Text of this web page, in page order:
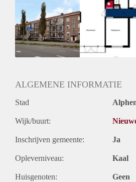
Mogelijk
Inkomen eis
N.V.T.
Huurtermijn
Onbepaalde termijn
ALGEMENE INFORMATIE
Stad
Wijk/buurt:
Inschrijven gemeente: Ja
Opleverniveau: Kaal
Huisgenoten: Geen